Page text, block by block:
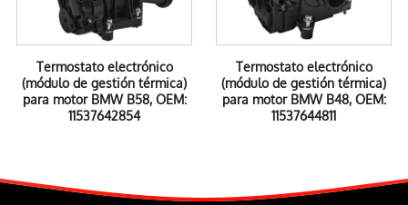
Termostato electrónico
(módulo de gestión térmica)
para motor BMW B58, OEM:
11537642854
Termostato electrónico
(módulo de gestión térmica)
para motor BMW B48, OEM:
11537644811